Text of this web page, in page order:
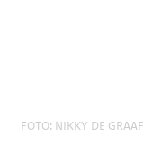
FOTO: NIKKY DE GRAAF